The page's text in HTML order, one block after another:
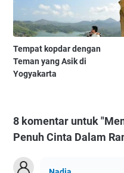
Tempat kopdar dengan
Teman yang Asik di
Yogyakarta
8 komentar untuk
Penuh Cinta Dalam